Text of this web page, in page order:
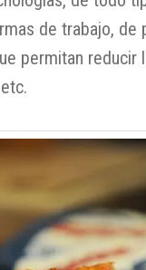
de trabajo, de
permitan reducir